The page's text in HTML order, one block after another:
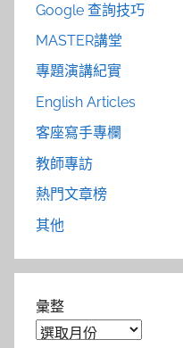
Google 查詢技巧
MASTER講堂
專題演講紀實
English Articles
客座寫手專欄
教師專訪
熱門文章榜
其他
彙整